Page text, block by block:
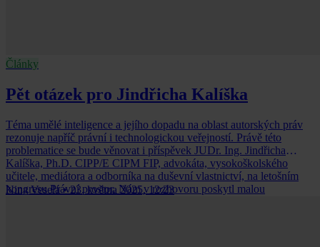
Články
Pět otázek pro Jindřicha Kalíška
Téma umělé inteligence a jejího dopadu na oblast autorských práv
rezonuje napříč právní i technologickou veřejností. Právě této
problematice se bude věnovat i příspěvek JUDr. Ing. Jindřicha
Kalíška, Ph.D. CIPP/E CIPM FIP, advokáta, vysokoškolského
učitele, mediátora a odborníka na duševní vlastnictví, na letošním
kongresu Právní prostor. Nám v rozhovoru poskytl malou
Nina Veselá • 23. května 2025, 12:23